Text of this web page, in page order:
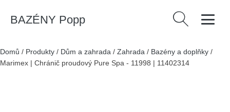
BAZÉNY Popp Vyhledávání
Domů / Produkty / Dům a zahrada / Zahrada / Bazény a doplňky /
Marimex | Chránič proudový Pure Spa - 11998 | 11402314